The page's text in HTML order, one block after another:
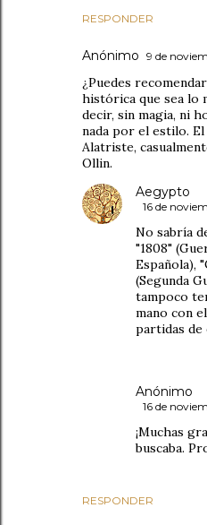
RESPONDER
Anónimo 9 de
¿Puedes
histórica que sea lo
decir, sin magia, ni
nada por el estilo.
Alatriste,
Ollin.
RESPONDER
Aegypto
16 de
No sabría
"1808"
Española),
(Segunda
tampoco
mano con
partidas de
Anónimo
16 de
¡Muchas
buscaba.